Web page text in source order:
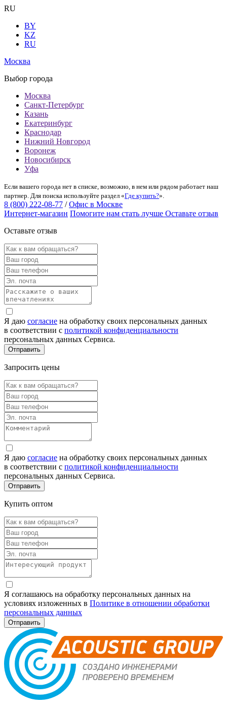
RU
BY
KZ
RU
Москва
Выбор города
Москва
Санкт-Петербург
Казань
Екатеринбург
Краснодар
Нижний Новгород
Воронеж
Новосибирск
Уфа
Если вашего города нет в списке, возможно, в нем или рядом работает наш
партнер. Для поиска используйте раздел «Где купить?».
8 (800) 222-08-77 / Офис в Москве
Интернет-магазин Помогите нам стать лучше Оставьте отзыв
Оставьте отзыв
Я даю согласие на обработку своих персональных данных
в соответствии с политикой конфиденциальности
персональных данных Сервиса.
Запросить цены
Я даю согласие на обработку своих персональных данных
в соответствии с политикой конфиденциальности
персональных данных Сервиса.
Купить оптом
Я соглашаюсь на обработку персональных данных на
условиях изложенных в Политике в отношении обработки
персональных данных